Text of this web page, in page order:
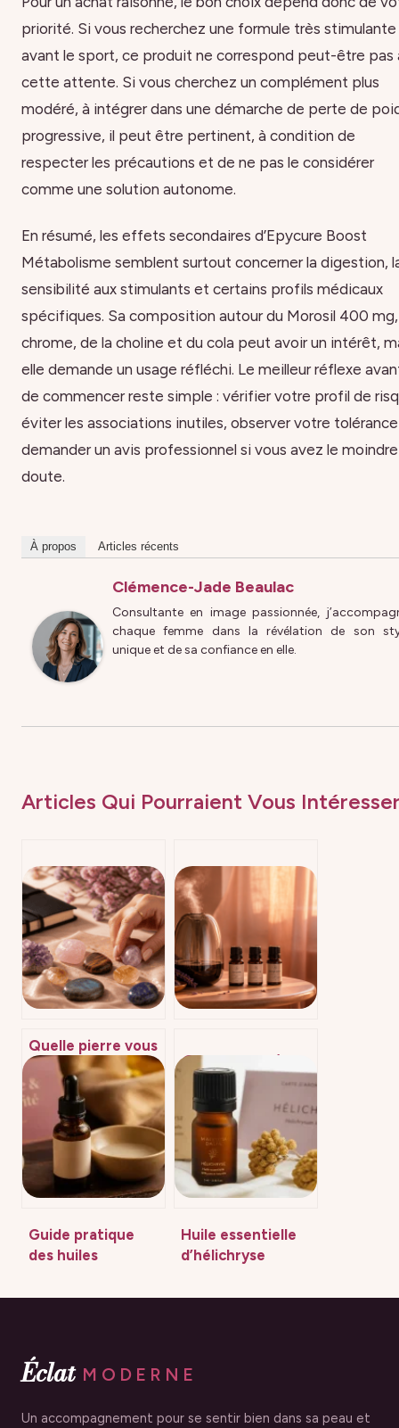
priorité. Si vous recherchez une formule très stimulante
avant le sport, ce produit ne correspond peut-être pas
cette attente. Si vous cherchez un complément plus
modéré, à intégrer dans une démarche de perte de
progressive, il peut être pertinent, à condition de
respecter les précautions et de ne pas le considérer
comme une solution autonome.
En résumé, les effets secondaires d’Epycure Boost
Métabolisme semblent surtout concerner la digestion,
sensibilité aux stimulants et certains profils médicaux
spécifiques. Sa composition autour du Morosil 400
chrome, de la choline et du cola peut avoir un intérêt,
elle demande un usage réfléchi. Le meilleur réflexe
de commencer reste simple : vérifier votre profil de
éviter les associations inutiles, observer votre
demander un avis professionnel si vous avez le moindre
doute.
À propos Articles récents
Clémence-Jade Beaulac
Consultante en image passionnée,
chaque femme dans la révélation de son
unique et de sa confiance en elle.
Articles Qui Pourraient Vous
Quelle pierre vous
correspond
vraiment ? 4
méthodes pour
choisir votre allié
minéral
Quelle huile
essentielle
pour
diffuseur : 4
synergies et
précautions
indispensables
Guide pratique
des huiles
méthodes
Huile essentielle
d’hélichryse
gouttes pour
Éclat MODERNE
Un accompagnement pour se sentir bien dans sa peau et